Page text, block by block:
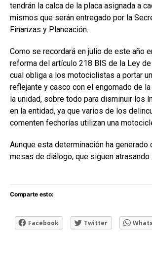
tendrán la calca de la placa asignada a
mismos que serán entregado por la
Finanzas y Planeación.
Como se recordará en julio de este año
reforma del artículo 218 BIS de la Ley
cual obliga a los motociclistas a portar
reflejante y casco con el engomado de
la unidad, sobre todo para disminuir los
en la entidad, ya que varios de los
comenten fechorías utilizan una
Aunque esta determinación ha generado
mesas de diálogo, que siguen atrasando
Comparte esto:
Facebook Twitter